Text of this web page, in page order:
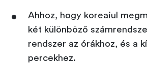
Ahhoz, hogy koreaiul
két különböző
rendszer az órákhoz, és a
percekhez.